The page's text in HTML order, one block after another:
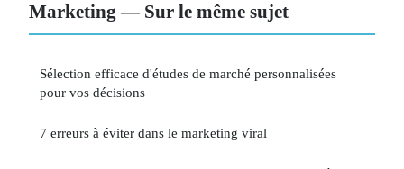
Marketing — Sur le même sujet
Sélection efficace d'études de marché personnalisées
pour vos décisions
7 erreurs à éviter dans le marketing viral